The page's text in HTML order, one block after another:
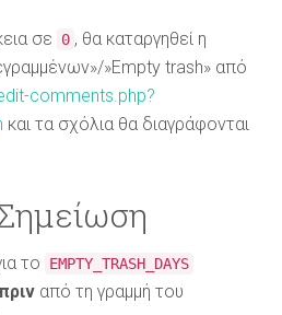
σε 0 , θα καταργηθεί η
»Empty trash» από
comments.php?
και τα σχόλια θα διαγράφονται
το EMPTY_TRASH_DAYS
από τη γραμμή του